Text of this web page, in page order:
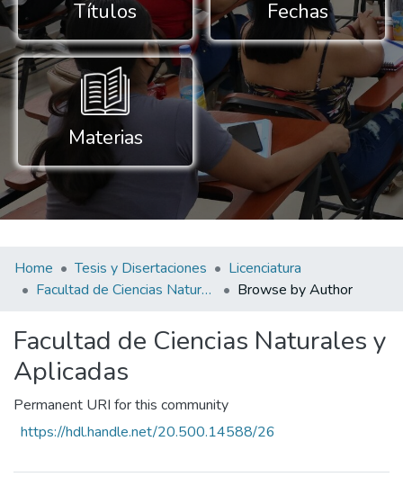
Títulos Fechas
Materias
Home Tesis y Disertaciones
Licenciatura
Facultad de Ciencias Naturales y Aplicadas
Browse by Author
Facultad de Ciencias Naturales y
Aplicadas
Permanent URI for this community
https://hdl.handle.net/20.500.14588/26